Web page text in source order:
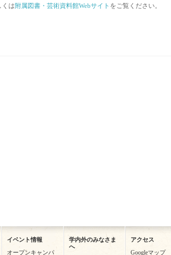
くは附属図書・芸術資料館Webサイト をご覧ください。
イベント情報
オープンキャンパ
学内外のみなさま
へ
アクセス
Googleマップ